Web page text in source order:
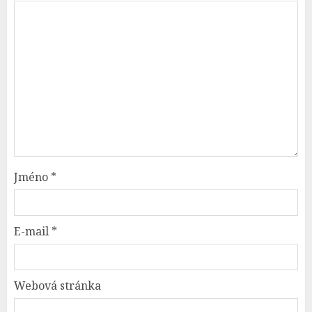
Jméno *
E-mail *
Webová stránka